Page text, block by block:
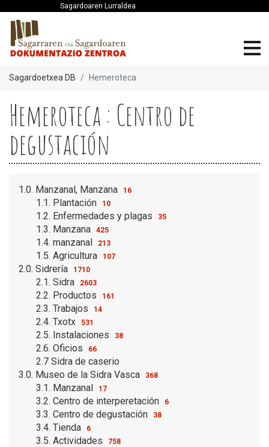
Sagardoaren Lurraldea
Sagardoetxea DB Hemeroteca
Hemeroteca : Centro de
degustación
1.0. Manzanal, Manzana 16
1.1. Plantación 10
1.2. Enfermedades y plagas 35
1.3. Manzana 425
1.4. manzanal 213
1.5. Agricultura 107
2.0. Sidrería 1710
2.1. Sidra 2603
2.2. Productos 161
2.3. Trabajos 14
2.4. Txotx 531
2.5. Instalaciones 38
2.6. Oficios 66
2.7 Sidra de caserio
3.0. Museo de la Sidra Vasca
368
3.1. Manzanal 17
3.2. Centro de interperetación 6
3.3. Centro de degustación 38
3.4. Tienda 6
3.5. Actividades 758